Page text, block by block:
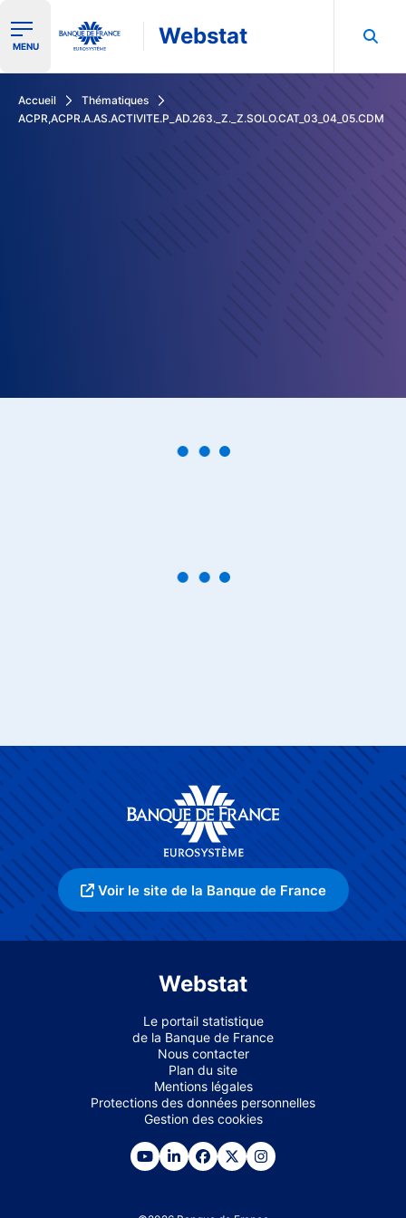
Ouvrir le menu de navigation
MENU Webstat
Accueil
Thématiques
ACPR,ACPR.A.AS.ACTIVITE.P_AD.263._Z._Z.SOLO.CAT_03_04_05.CDM
Voir le site de la Banque de France
Webstat
Le portail statistique
de la Banque de France
Nous contacter
Plan du site
Mentions légales
Protections des données personnelles
Gestion des cookies